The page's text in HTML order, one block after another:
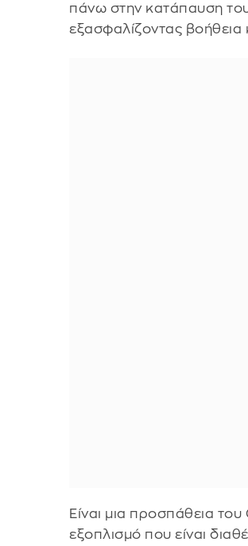
πάνω στην κατάπαυση
εξασφαλίζοντας
Είναι μια προσπάθεια
εξοπλισμό που είναι